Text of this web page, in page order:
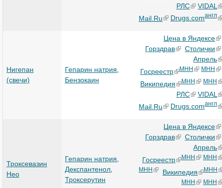
РЛС
VIDAL
Mail.Ru
Drugs.comангл
Нигепан
(свечи)
Гепарин натрия
Бензокаин
Цена в Яндексе
Горздрав
Столички
Апрель
Госреестр
МНН МНН
Википедия МНН МНН
РЛС
VIDAL
Mail.Ru
Drugs.comангл
Троксевазин
Нео
Гепарин натрия
Декспантенол
Троксерутин
Цена в Яндексе
Горздрав
Столички
Апрель
Госреестр
МНН
МНН
МНН
Википедия
МНН
МНН
МНН